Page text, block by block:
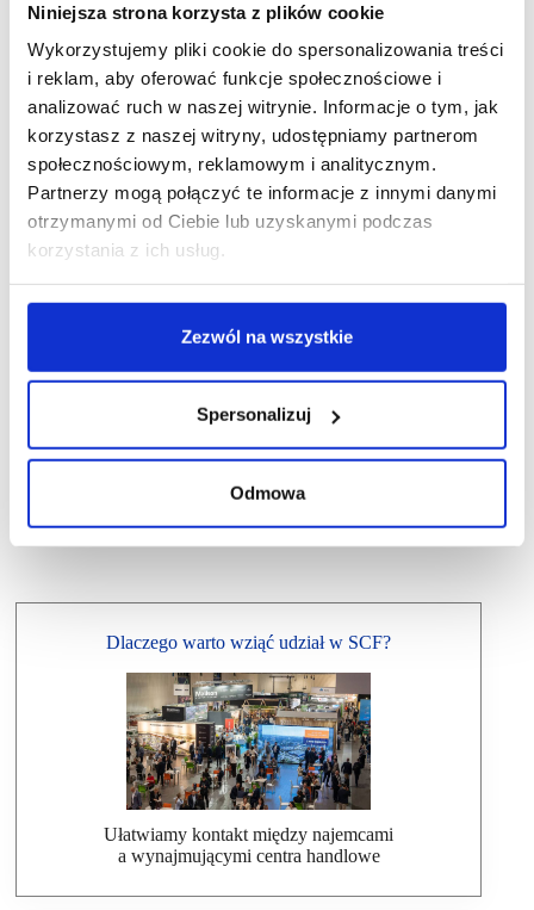
Niniejsza strona korzysta z plików cookie
Wykorzystujemy pliki cookie do spersonalizowania treści
i reklam, aby oferować funkcje społecznościowe i
analizować ruch w naszej witrynie. Informacje o tym, jak
korzystasz z naszej witryny, udostępniamy partnerom
społecznościowym, reklamowym i analitycznym.
Partnerzy mogą połączyć te informacje z innymi danymi
otrzymanymi od Ciebie lub uzyskanymi podczas
korzystania z ich usług.
Zezwól na wszystkie
Spersonalizuj
Odmowa
R E K L A M A
Dlaczego warto wziąć udział w SCF?
Ułatwiamy kontakt między najemcami
a wynajmującymi centra handlowe